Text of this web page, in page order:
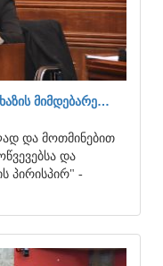
ᲛᲘᲛᲓᲔᲑᲐᲠᲔ…
და მოთმინებით
და
პირისპირ" -